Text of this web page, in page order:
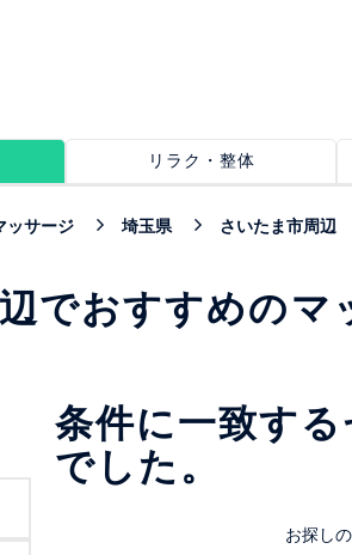
リラク・整体
ッサージ 埼玉県 さいたま市周辺
でおすすめのマ
条件に一致す
でした。
お探し